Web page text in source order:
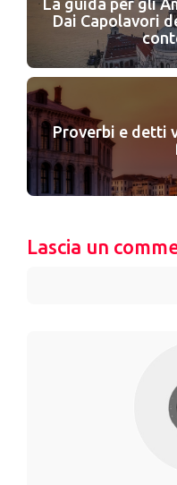
Dai Capolavori
Proverbi e detti
Lascia un